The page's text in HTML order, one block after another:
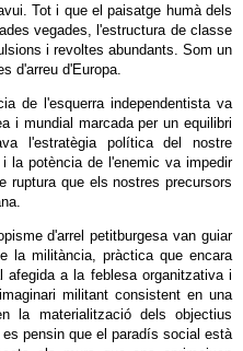
Tot i que el paisatge humà dels
vegades, l'estructura de classe
i revoltes abundants. Som un
d'arreu d'Europa.
de l'esquerra independentista va
i mundial marcada per un equilibri
l'estratègia política del nostre
la potència de l'enemic va impedir
ruptura que els nostres precursors
d'arrel petitburgesa van guiar
la militància, pràctica que encara
afegida a la feblesa organitzativa i
militant consistent en una
la materialització dels objectius
pensin que el paradís social està